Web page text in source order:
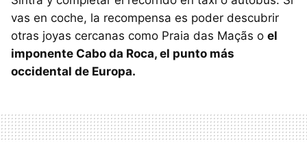
vas en coche, la recompensa es poder descubrir
otras joyas cercanas como Praia das Maçãs o el
imponente Cabo da Roca, el punto más
occidental de Europa.